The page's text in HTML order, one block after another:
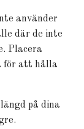
använder
där de inte
Placera
för att hålla
på dina